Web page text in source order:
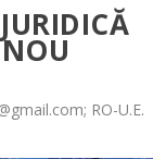
; RO-U.E.